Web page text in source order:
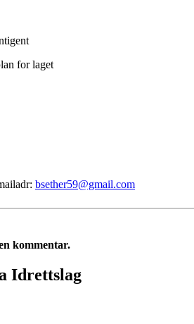
for laget
bsether59@gmail.com
kommentar.
Idrettslag